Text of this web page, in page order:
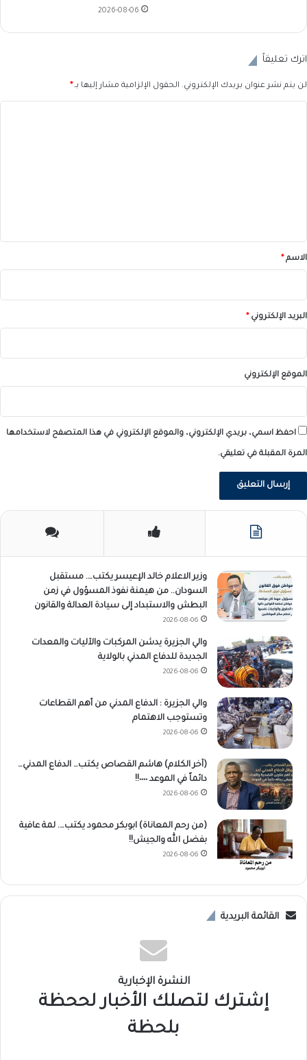
2026-08-06
اترك تعليقاً
لن يتم نشر عنوان بريدك الإلكتروني. الحقول الإلزامية مشار إليها بـ*
*الاسم*
البريد الإلكتروني*
الموقع الإلكتروني
احفظ اسمي، بريدي الإلكتروني، والموقع الإلكتروني في هذا المتصفح لاستخدامها
المرة المقبلة في تعليقي.
وزير الاعلام خالد الإعيسر يكتب…. مستقبل
السودان.. من هيمنة نفوذ المسؤول في زمن
البطش والاستبداد إلى سيادة العدالة والقانون
2026-08-06
والي الجزيرة يدشن المركبات والآليات والمعدات
الجديدة للدفاع المدني بالولاية
2026-08-06
والي الجزيرة : الدفاع المدني من أهم القطاعات
وتستوجب الاهتمام
2026-08-06
(آخر الكلام) هاشم القصاص يكتب… الدفاع المدني…
دائماً في الموعد ٠٠٠٠!!
2026-08-06
(من رحم المعاناة) ابوبكر محمود يكتب…. لمة عافية
بفضل الله والجيش!!
2026-08-06
القائمة البريدية
النشرة الإخبارية
إشترك لتصلك الأخبار لححظة
بلحظة